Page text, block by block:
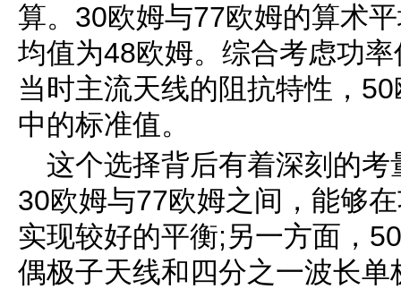
算。30欧姆与77欧姆的算术
均值为48欧姆。综合考虑功
当时主流天线的阻抗特性，
中的标准值。
这个选择背后有着深刻的
30欧姆与77欧姆之间，能够
实现较好的平衡;另一方面，
偶极子天线和四分之一波长